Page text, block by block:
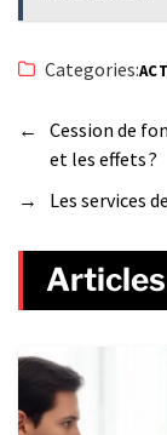
Categories:
←
Cession de
et les effets ?
→
Les services